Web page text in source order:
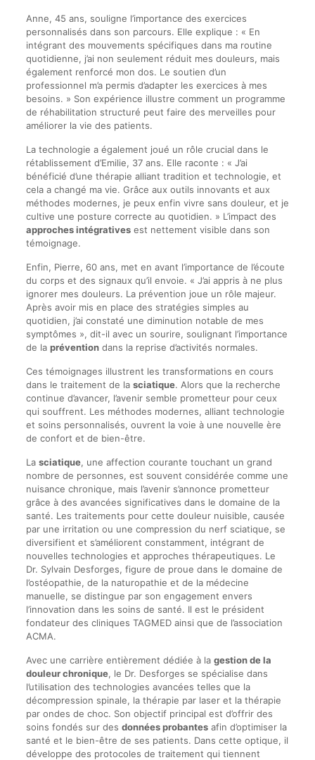
Anne, 45 ans, souligne l’importance des exercices
personnalisés dans son parcours. Elle explique : « En
intégrant des mouvements spécifiques dans ma routine
quotidienne, j’ai non seulement réduit mes douleurs, mais
également renforcé mon dos. Le soutien d’un
professionnel m’a permis d’adapter les exercices à mes
besoins. » Son expérience illustre comment un programme
de réhabilitation structuré peut faire des merveilles pour
améliorer la vie des patients.
La technologie a également joué un rôle crucial dans le
rétablissement d’Emilie, 37 ans. Elle raconte : « J’ai
bénéficié d’une thérapie alliant tradition et technologie, et
cela a changé ma vie. Grâce aux outils innovants et aux
méthodes modernes, je peux enfin vivre sans douleur, et je
cultive une posture correcte au quotidien. » L’impact des
approches intégrativesest nettement visible dans son
témoignage.
Enfin, Pierre, 60 ans, met en avant l’importance de l’écoute
du corps et des signaux qu’il envoie. « J’ai appris à ne plus
ignorer mes douleurs. La prévention joue un rôle majeur.
Après avoir mis en place des stratégies simples au
quotidien, j’ai constaté une diminution notable de mes
symptômes », dit-il avec un sourire, soulignant l’importance
de la préventiondans la reprise d’activités normales.
Ces témoignages illustrent les transformations en cours
dans le traitement de la sciatique. Alors que la recherche
continue d’avancer, l’avenir semble prometteur pour ceux
qui souffrent. Les méthodes modernes, alliant technologie
et soins personnalisés, ouvrent la voie à une nouvelle ère
de confort et de bien-être.
La sciatique, une affection courante touchant un grand
nombre de personnes, est souvent considérée comme une
nuisance chronique, mais l’avenir s’annonce prometteur
grâce à des avancées significatives dans le domaine de la
santé. Les traitements pour cette douleur nuisible, causée
par une irritation ou une compression du nerf sciatique, se
diversifient et s’améliorent constamment, intégrant de
nouvelles technologies et approches thérapeutiques. Le
Dr. Sylvain Desforges, figure de proue dans le domaine de
l’ostéopathie, de la naturopathie et de la médecine
manuelle, se distingue par son engagement envers
l’innovation dans les soins de santé. Il est le président
fondateur des cliniques TAGMED ainsi que de l’association
ACMA.
Avec une carrière entièrement dédiée à la gestion de la
douleur chronique, le Dr. Desforges se spécialise dans
l’utilisation des technologies avancées telles que la
décompression spinale, la thérapie par laser et la thérapie
par ondes de choc. Son objectif principal est d’offrir des
soins fondés sur des données probantesafin d’optimiser la
santé et le bien-être de ses patients. Dans cette optique, il
développe des protocoles de traitement qui tiennent